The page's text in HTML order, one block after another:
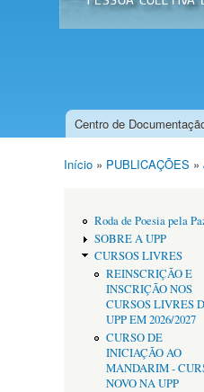
Menu principal
Centro de
Início » PUBLICAÇÕES »
Roda de Poesia pela
SOBRE A UPP
CURSOS LIVRES
REINSCRIÇÃO E
INSCRIÇÃO NOS
CURSOS LIVRES
UPP EM 2026/2027
CURSO DE
INICIAÇÃO AO
MANDARIM -
NOVO NA UPP